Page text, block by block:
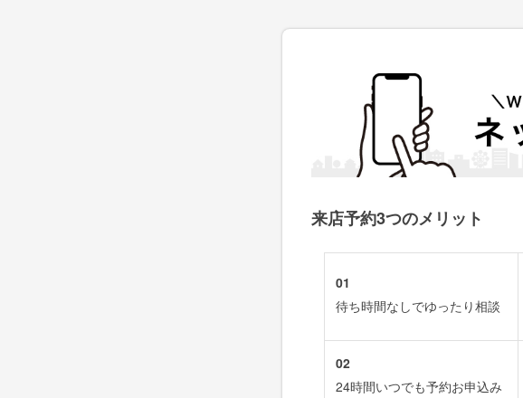
来店予約3つのメリット
01
待ち時間なしでゆったり相談
02
24時間いつでも予約お申込み